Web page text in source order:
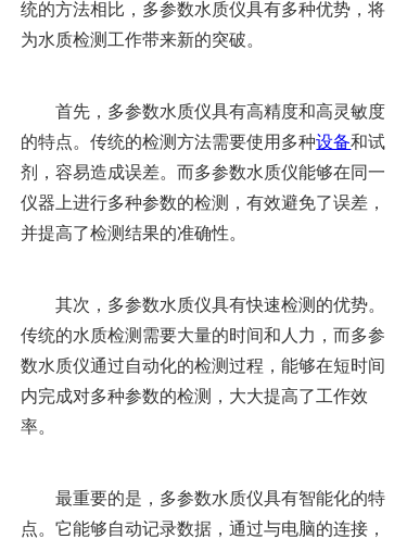
统的方法相比，多参数水质仪具有多种优势，将
为水质检测工作带来新的突破。
首先，多参数水质仪具有高精度和高灵敏度
的特点。传统的检测方法需要使用多种设备和试
剂，容易造成误差。而多参数水质仪能够在同一
仪器上进行多种参数的检测，有效避免了误差，
并提高了检测结果的准确性。
其次，多参数水质仪具有快速检测的优势。
传统的水质检测需要大量的时间和人力，而多参
数水质仪通过自动化的检测过程，能够在短时间
内完成对多种参数的检测，大大提高了工作效
率。
最重要的是，多参数水质仪具有智能化的特
点。它能够自动记录数据，通过与电脑的连接，